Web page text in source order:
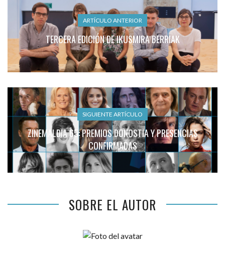
ARTÍCULO ANTERIOR
TERCERA EDICIÓN DE IKUSMIRA BERRIAK
SIGUIENTE ARTÍCULO
ZINEMALDIA 65: PREMIOS DONOSTIA Y PRESENCIAS
CONFIRMADAS
SOBRE EL AUTOR